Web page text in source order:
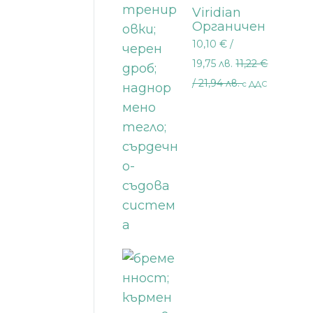
Viridian
Органичен
зелен чай
10,10€ /
19,75 лв.11,22€
/ 21,94 лв.с ДДС